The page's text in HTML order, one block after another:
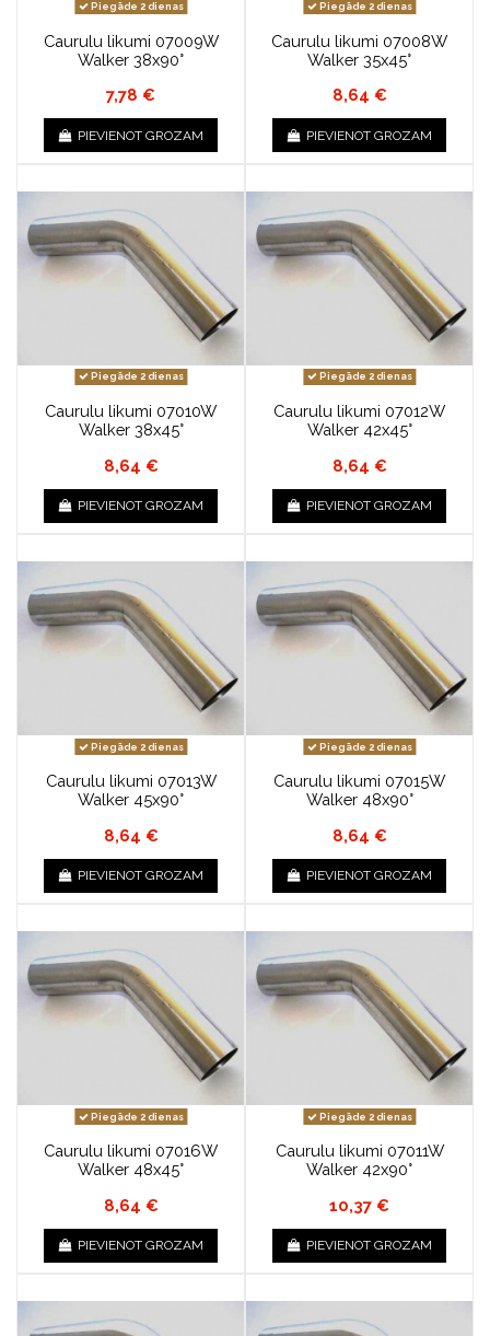
Piegāde 2 dienas
Caurulu likumi 07009W
Walker 38x90°
7,78 €
PIEVIENOT GROZAM
Piegāde 2 dienas
Caurulu likumi 07008W
Walker 35x45°
8,64 €
PIEVIENOT GROZAM
Piegāde 2 dienas
Caurulu likumi 07010W
Walker 38x45°
8,64 €
PIEVIENOT GROZAM
Piegāde 2 dienas
Caurulu likumi 07012W
Walker 42x45°
8,64 €
PIEVIENOT GROZAM
Piegāde 2 dienas
Caurulu likumi 07013W
Walker 45x90°
8,64 €
PIEVIENOT GROZAM
Piegāde 2 dienas
Caurulu likumi 07015W
Walker 48x90°
8,64 €
PIEVIENOT GROZAM
Piegāde 2 dienas
Caurulu likumi 07016W
Walker 48x45°
8,64 €
PIEVIENOT GROZAM
Piegāde 2 dienas
Caurulu likumi 07011W
Walker 42x90°
10,37 €
PIEVIENOT GROZAM